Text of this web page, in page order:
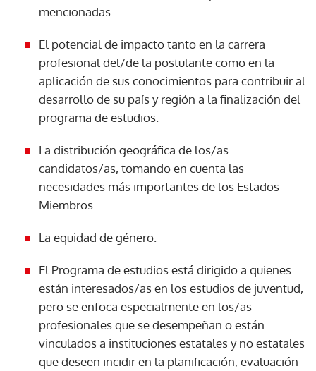
mencionadas.
El potencial de impacto tanto en la carrera
profesional del/de la postulante como en la
aplicación de sus conocimientos para contribuir al
desarrollo de su país y región a la finalización del
programa de estudios.
La distribución geográfica de los/as
candidatos/as, tomando en cuenta las
necesidades más importantes de los Estados
Miembros.
La equidad de género.
El Programa de estudios está dirigido a quienes
están interesados/as en los estudios de juventud,
pero se enfoca especialmente en los/as
profesionales que se desempeñan o están
vinculados a instituciones estatales y no estatales
que deseen incidir en la planificación, evaluación